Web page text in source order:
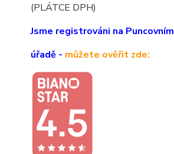
(PLÁTCE DPH)
Jsme registrováni na Puncovním
úřadě - můžete ověřit zde: